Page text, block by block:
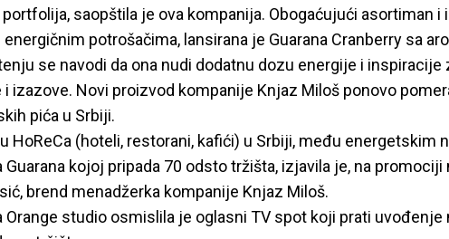
portfolija, saopštila je ova kompanija. Obogaćujući asortiman
energičnim potrošačima, lansirana je Guarana Cranberry sa
se navodi da ona nudi dodatnu dozu energije i inspiracije
i izazove. Novi proizvod kompanije Knjaz Miloš ponovo
pića u Srbiji.
HoReCa (hoteli, restorani, kafići) u Srbiji, među energetskim
Guarana kojoj pripada 70 odsto tržišta, izjavila je, na promociji
brend menadžerka kompanije Knjaz Miloš.
Orange studio osmislila je oglasni TV spot koji prati uvođenje